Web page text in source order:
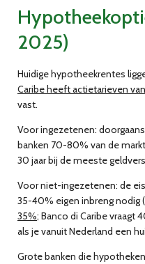
2025)
Huidige hypotheekrentes
Caribe heeft actietarieven
vast.
Voor ingezetenen:
banken 70-80% van de
30 jaar bij de meeste
Voor niet-ingezetenen: de
35-40% eigen inbreng nodig (
35%; Banco di Caribe vraagt
als je vanuit Nederland een
Grote banken die